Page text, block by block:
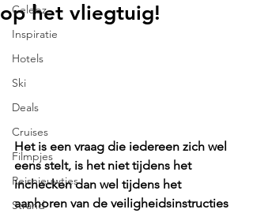
Celebz
Inspiratie
Hotels
Ski
Deals
Cruises
Filmpjes
Reisnieuwtjes
Strand
op het vliegtuig!
Het is een vraag die iedereen zich wel
eens stelt, is het niet tijdens het
inchecken dan wel tijdens het
aanhoren van de veiligheidsinstructies